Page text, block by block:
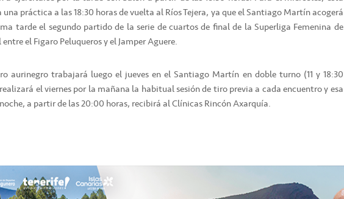
una práctica a las 18:30 horas de vuelta al Ríos Tejera, ya que el Santiago Martín acogerá
tarde el segundo partido de la serie de cuartos de final de la Superliga Femenina de
el Figaro Peluqueros y el Jamper Aguere.
aurinegro trabajará luego el jueves en el Santiago Martín en doble turno (11 y 18:30
el viernes por la mañana la habitual sesión de tiro previa a cada encuentro y esa
a partir de las 20:00 horas, recibirá al Clínicas Rincón Axarquía.